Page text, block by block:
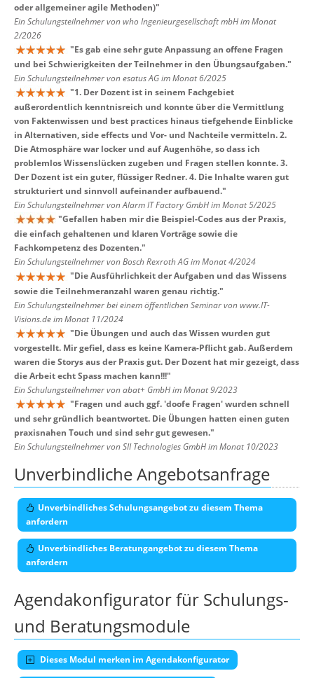
oder allgemeiner agile Methoden)"
Ein Schulungsteilnehmer von who Ingenieurgesellschaft mbH im Monat
2/2026
"Es gab eine sehr gute Anpassung an offene Fragen
und bei Schwierigkeiten der Teilnehmer in den Übungsaufgaben."
Ein Schulungsteilnehmer von esatus AG im Monat 6/2025
"1. Der Dozent ist in seinem Fachgebiet
außerordentlich kenntnisreich und konnte über die Vermittlung
von Faktenwissen und best practices hinaus tiefgehende Einblicke
in Alternativen, side effects und Vor- und Nachteile vermitteln. 2.
Die Atmosphäre war locker und auf Augenhöhe, so dass ich
problemlos Wissenslücken zugeben und Fragen stellen konnte. 3.
Der Dozent ist ein guter, flüssiger Redner. 4. Die Inhalte waren gut
strukturiert und sinnvoll aufeinander aufbauend."
Ein Schulungsteilnehmer von Alarm IT Factory GmbH im Monat 5/2025
"Gefallen haben mir die Beispiel-Codes aus der Praxis,
die einfach gehaltenen und klaren Vorträge sowie die
Fachkompetenz des Dozenten."
Ein Schulungsteilnehmer von Bosch Rexroth AG im Monat 4/2024
"Die Ausführlichkeit der Aufgaben und das Wissens
sowie die Teilnehmeranzahl waren genau richtig."
Ein Schulungsteilnehmer bei einem öffentlichen Seminar von www.IT-
Visions.de im Monat 11/2024
"Die Übungen und auch das Wissen wurden gut
vorgestellt. Mir gefiel, dass es keine Kamera-Pflicht gab. Außerdem
waren die Storys aus der Praxis gut. Der Dozent hat mir gezeigt, dass
die Arbeit echt Spass machen kann!!!"
Ein Schulungsteilnehmer von abat+ GmbH im Monat 9/2023
"Fragen und auch ggf. 'doofe Fragen' wurden schnell
und sehr gründlich beantwortet. Die Übungen hatten einen guten
praxisnahen Touch und sind sehr gut gewesen."
Ein Schulungsteilnehmer von SII Technologies GmbH im Monat 10/2023
Unverbindliche Angebotsanfrage
Unverbindliches Schulungsangebot zu diesem Thema
anfordern
Unverbindliches Beratungangebot zu diesem Thema
anfordern
Agendakonfigurator für Schulungs-
und Beratungsmodule
Dieses Modul merken im Agendakonfigurator